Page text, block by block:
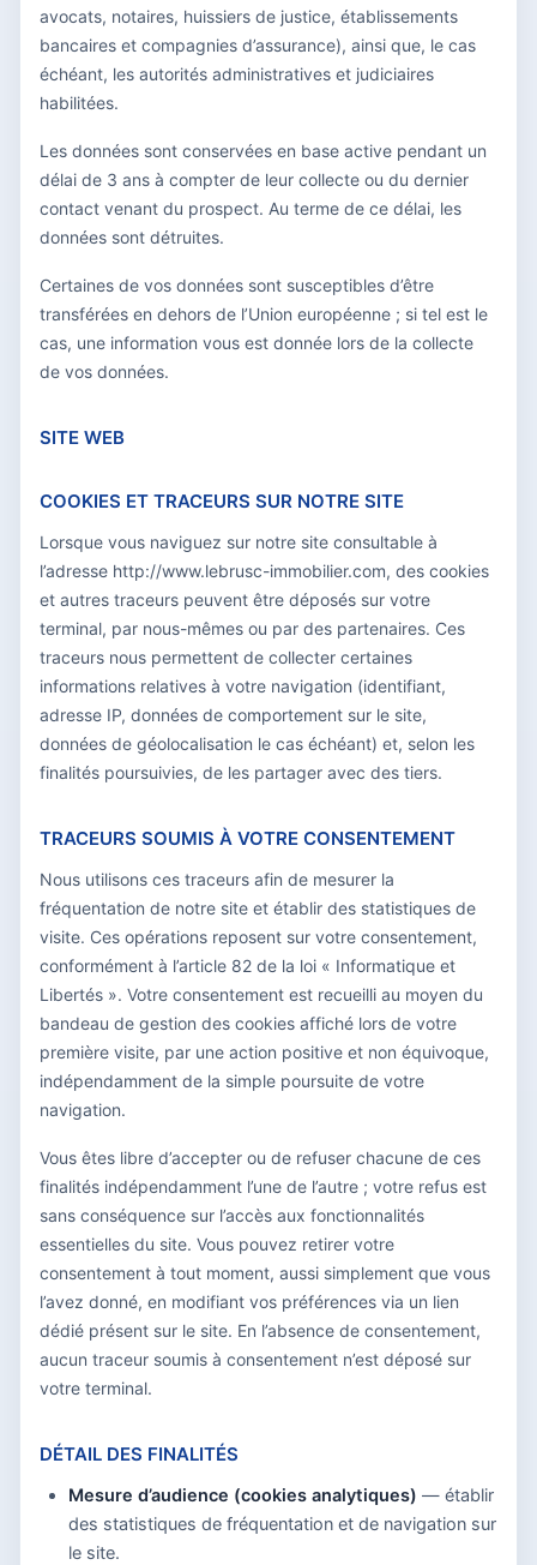
avocats, notaires, huissiers de justice, établissements
bancaires et compagnies d’assurance), ainsi que, le cas
échéant, les autorités administratives et judiciaires
habilitées.
Les données sont conservées en base active pendant un
délai de 3 ans à compter de leur collecte ou du dernier
contact venant du prospect. Au terme de ce délai, les
données sont détruites.
Certaines de vos données sont susceptibles d’être
transférées en dehors de l’Union européenne ; si tel est le
cas, une information vous est donnée lors de la collecte
de vos données.
SITE WEB
COOKIES ET TRACEURS SUR NOTRE SITE
Lorsque vous naviguez sur notre site consultable à
l’adresse http://www.lebrusc-immobilier.com, des cookies
et autres traceurs peuvent être déposés sur votre
terminal, par nous-mêmes ou par des partenaires. Ces
traceurs nous permettent de collecter certaines
informations relatives à votre navigation (identifiant,
adresse IP, données de comportement sur le site,
données de géolocalisation le cas échéant) et, selon les
finalités poursuivies, de les partager avec des tiers.
TRACEURS SOUMIS À VOTRE CONSENTEMENT
Nous utilisons ces traceurs afin de mesurer la
fréquentation de notre site et établir des statistiques de
visite. Ces opérations reposent sur votre consentement,
conformément à l’article 82 de la loi « Informatique et
Libertés ». Votre consentement est recueilli au moyen du
bandeau de gestion des cookies affiché lors de votre
première visite, par une action positive et non équivoque,
indépendamment de la simple poursuite de votre
navigation.
Vous êtes libre d’accepter ou de refuser chacune de ces
finalités indépendamment l’une de l’autre ; votre refus est
sans conséquence sur l’accès aux fonctionnalités
essentielles du site. Vous pouvez retirer votre
consentement à tout moment, aussi simplement que vous
l’avez donné, en modifiant vos préférences via un lien
dédié présent sur le site. En l’absence de consentement,
aucun traceur soumis à consentement n’est déposé sur
votre terminal.
DÉTAIL DES FINALITÉS
Mesure d’audience (cookies analytiques) — établir
des statistiques de fréquentation et de navigation sur
le site.